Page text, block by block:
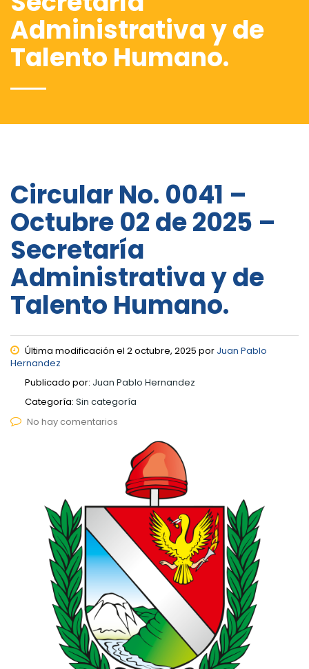
Administrativa y de
Talento Humano.
Circular No. 0041 –
Octubre 02 de 2025 –
Secretaría
Administrativa y de
Talento Humano.
Última modificación el 2 octubre, 2025 por Juan Pablo
Hernandez
Publicado por: Juan Pablo Hernandez
Categoría: Sin categoría
No hay comentarios